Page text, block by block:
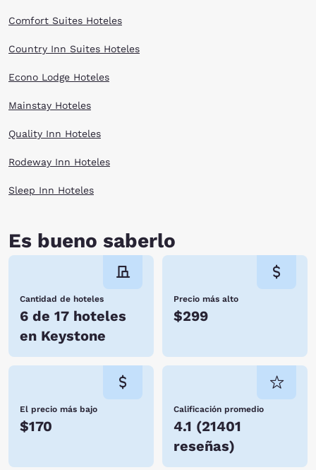
Keystone, SD. Book a room online now!
Comfort Suites Hoteles
Country Inn Suites Hoteles
Econo Lodge Hoteles
Mainstay Hoteles
Quality Inn Hoteles
Rodeway Inn Hoteles
Sleep Inn Hoteles
Es bueno saberlo
Cantidad de hoteles
6 de 17 hoteles
en Keystone
Precio más alto
$299
El precio más bajo
$170
Calificación promedio
4.1 (21401
reseñas)